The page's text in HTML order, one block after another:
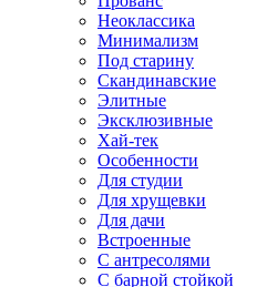
Неоклассика
Минимализм
Под старину
Скандинавские
Элитные
Эксклюзивные
Хай-тек
Особенности
Для студии
Для хрущевки
Для дачи
Встроенные
С антресолями
С барной стойкой